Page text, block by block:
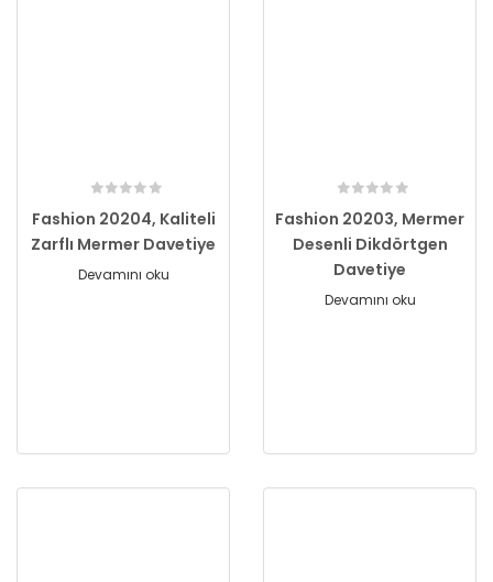
Fashion 20204, Kaliteli
Zarflı Mermer Davetiye
Devamını oku
Fashion 20203, Mermer
Desenli Dikdörtgen
Davetiye
Devamını oku